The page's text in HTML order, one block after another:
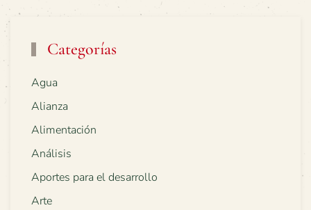
Categorías
Agua
Alianza
Alimentación
Análisis
Aportes para el desarrollo
Arte